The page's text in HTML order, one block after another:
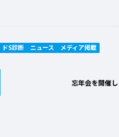
ドS診断 ニュース メディア掲載
忘年会を開催し